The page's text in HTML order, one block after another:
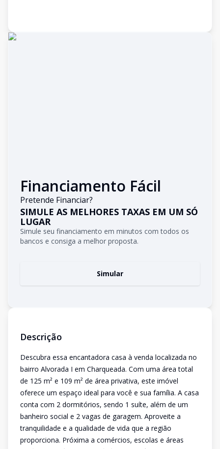
Financiamento Fácil
Pretende Financiar?
SIMULE AS MELHORES TAXAS EM UM SÓ
LUGAR
Simule seu financiamento em minutos com todos os
bancos e consiga a melhor proposta.
Simular
Descrição
Descubra essa encantadora casa à venda localizada no
bairro Alvorada I em Charqueada. Com uma área total
de 125 m² e 109 m² de área privativa, este imóvel
oferece um espaço ideal para você e sua família. A casa
conta com 2 dormitórios, sendo 1 suíte, além de um
banheiro social e 2 vagas de garagem. Aproveite a
tranquilidade e a qualidade de vida que a região
proporciona. Próxima a comércios, escolas e áreas